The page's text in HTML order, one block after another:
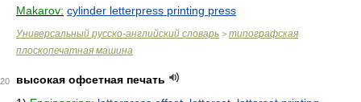
Makarov: cylinder letterpress printing press
Универсальный русско-английский словарь > типографская
плоскопечатная машина
20
высокая офсетная печать